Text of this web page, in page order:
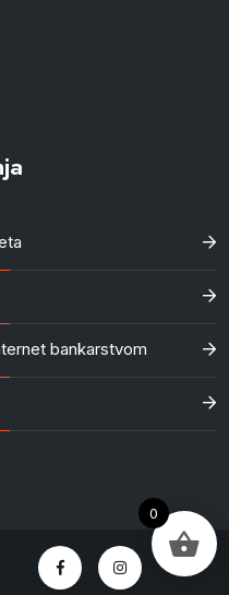
bankarstvom
0